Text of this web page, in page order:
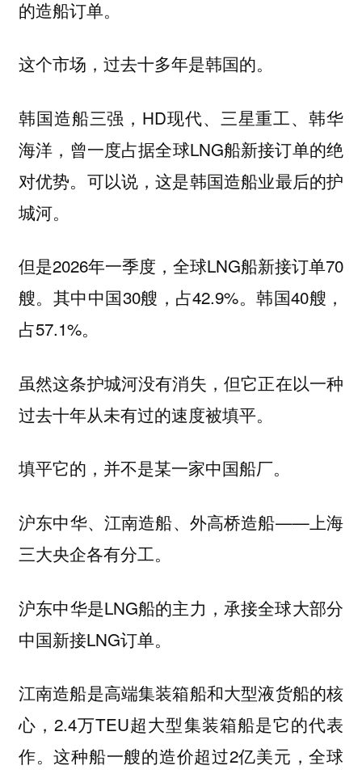
的造船订单。
这个市场，过去十多年是韩国的。
韩国造船三强，HD现代、三星重工、韩华
海洋，曾一度占据全球LNG船新接订单的绝
对优势。可以说，这是韩国造船业最后的护
城河。
但是2026年一季度，全球LNG船新接订单70
艘。其中中国30艘，占42.9%。韩国40艘，
占57.1%。
虽然这条护城河没有消失，但它正在以一种
过去十年从未有过的速度被填平。
填平它的，并不是某一家中国船厂。
沪东中华、江南造船、外高桥造船——上海
三大央企各有分工。
沪东中华是LNG船的主力，承接全球大部分
中国新接LNG订单。
江南造船是高端集装箱船和大型液货船的核
心，2.4万TEU超大型集装箱船是它的代表
作。这种船一艘的造价超过2亿美元，全球